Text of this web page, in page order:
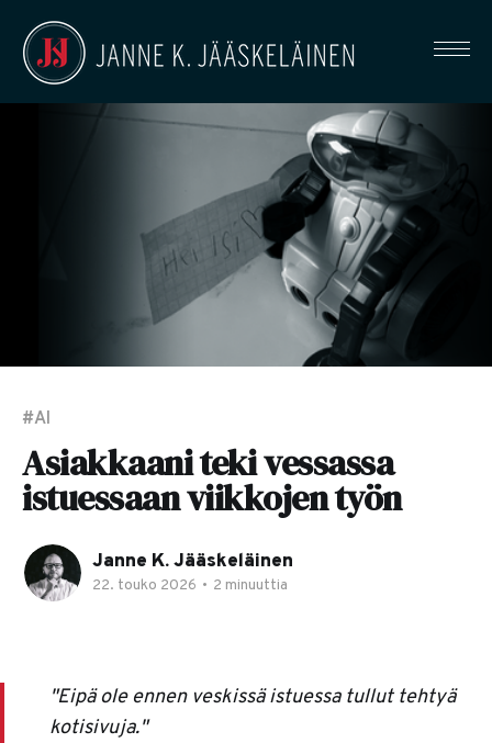
#AI
Asiakkaani teki vessassa
istuessaan viikkojen työn
Janne K. Jääskeläinen
22. touko 2026 • 2 minuuttia
"Eipä ole ennen veskissä istuessa tullut tehtyä
kotisivuja."